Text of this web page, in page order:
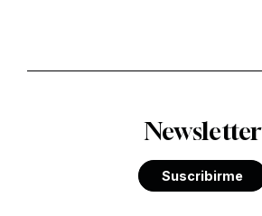
Newsletter
Suscribirme